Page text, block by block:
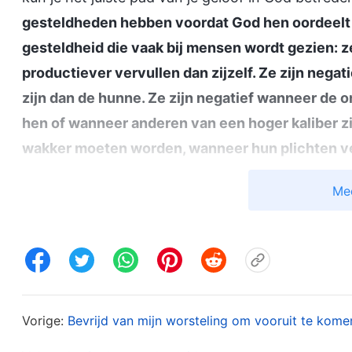
gesteldheden hebben voordat God hen
gesteldheid die vaak bij mensen wordt gezien:
productiever vervullen dan zijzelf. Ze zijn
zijn dan de hunne. Ze zijn negatief wanneer de
hen of wanneer anderen van een hoger kaliber
wakker moeten worden, wanneer hun plichten
dat er een probleem zit in mensen: ze kunnen
Waarom zou God op zulke mensen blijven
doof zijn voor rede? Hij werpt hen terzijde en
wel of niet gelooft, is aan jou; als je werkelijk
niet gelooft, niet streeft, dan zul je dat niet. God
Vorige: Bevrijd van mijn worsteling om vooruit te